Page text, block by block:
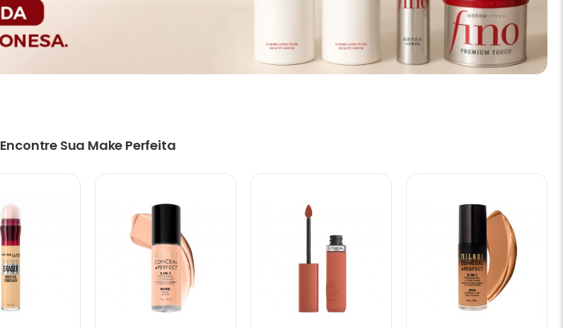
Encontre Sua Make Perfeita